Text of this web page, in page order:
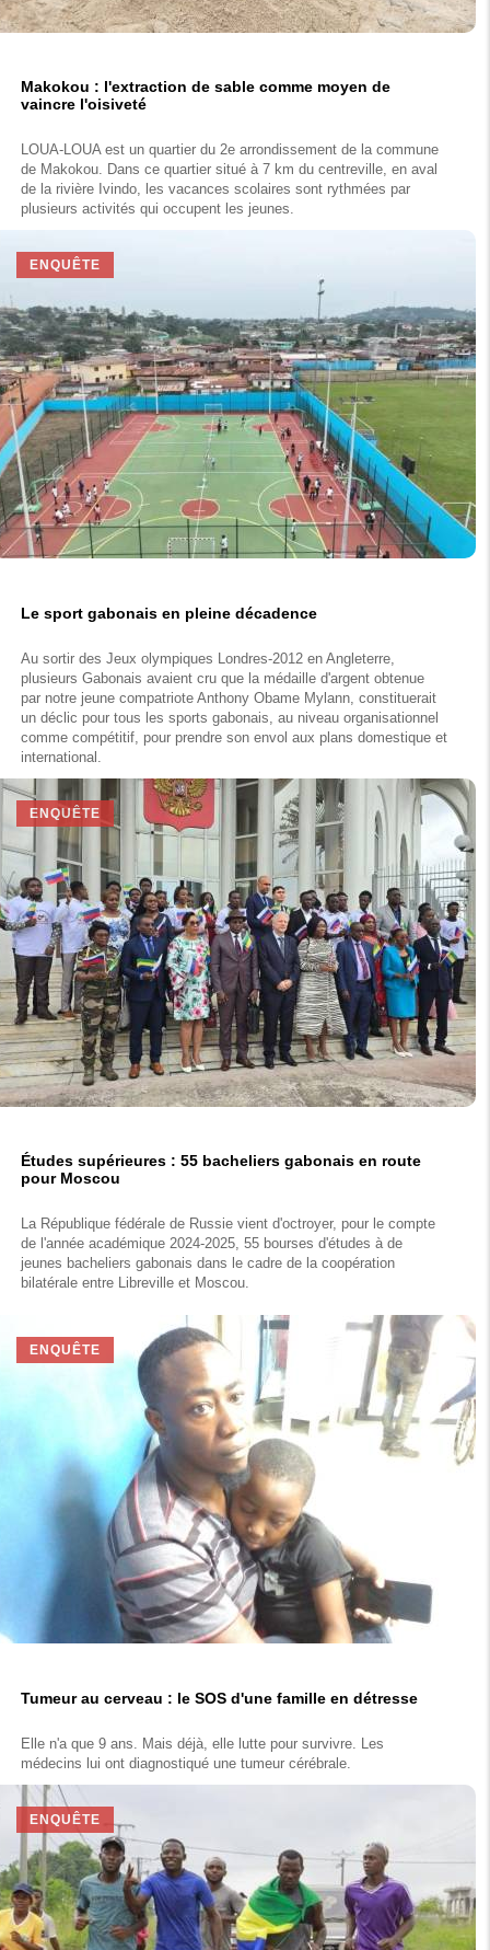
Makokou : l'extraction de sable comme moyen de
vaincre l'oisiveté
LOUA-LOUA est un quartier du 2e arrondissement de la commune
de Makokou. Dans ce quartier situé à 7 km du centreville, en aval
de la rivière Ivindo, les vacances scolaires sont rythmées par
plusieurs activités qui occupent les jeunes.
ENQUÊTE
Le sport gabonais en pleine décadence
Au sortir des Jeux olympiques Londres-2012 en Angleterre,
plusieurs Gabonais avaient cru que la médaille d'argent obtenue
par notre jeune compatriote Anthony Obame Mylann, constituerait
un déclic pour tous les sports gabonais, au niveau organisationnel
comme compétitif, pour prendre son envol aux plans domestique et
international.
ENQUÊTE
Études supérieures : 55 bacheliers gabonais en route
pour Moscou
La République fédérale de Russie vient d'octroyer, pour le compte
de l'année académique 2024-2025, 55 bourses d'études à de
jeunes bacheliers gabonais dans le cadre de la coopération
bilatérale entre Libreville et Moscou.
ENQUÊTE
Tumeur au cerveau : le SOS d'une famille en détresse
Elle n'a que 9 ans. Mais déjà, elle lutte pour survivre. Les
médecins lui ont diagnostiqué une tumeur cérébrale.
ENQUÊTE